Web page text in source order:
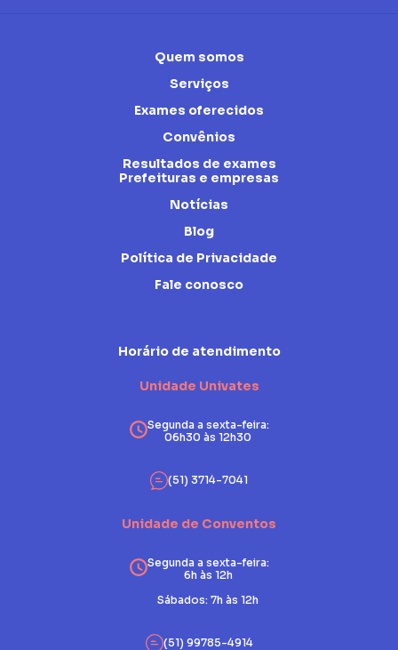
Quem somos
Serviços
Exames oferecidos
Convênios
Resultados de exames
Prefeituras e empresas
Notícias
Blog
Política de Privacidade
Fale conosco
Horário de atendimento
Unidade Univates
Segunda a sexta-feira:
06h30 às 12h30
(51) 3714-7041
Unidade de Conventos
Segunda a sexta-feira:
6h às 12h
Sábados: 7h às 12h
(51) 99785-4914